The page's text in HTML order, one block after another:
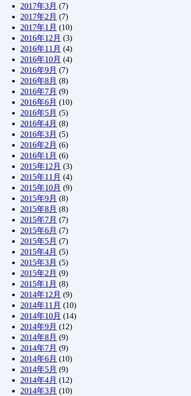
2017年3月 (7)
2017年2月 (7)
2017年1月 (10)
2016年12月 (3)
2016年11月 (4)
2016年10月 (4)
2016年9月 (7)
2016年8月 (8)
2016年7月 (9)
2016年6月 (10)
2016年5月 (5)
2016年4月 (8)
2016年3月 (5)
2016年2月 (6)
2016年1月 (6)
2015年12月 (3)
2015年11月 (4)
2015年10月 (9)
2015年9月 (8)
2015年8月 (8)
2015年7月 (7)
2015年6月 (7)
2015年5月 (7)
2015年4月 (5)
2015年3月 (5)
2015年2月 (9)
2015年1月 (8)
2014年12月 (9)
2014年11月 (10)
2014年10月 (14)
2014年9月 (12)
2014年8月 (9)
2014年7月 (9)
2014年6月 (10)
2014年5月 (9)
2014年4月 (12)
2014年3月 (10)